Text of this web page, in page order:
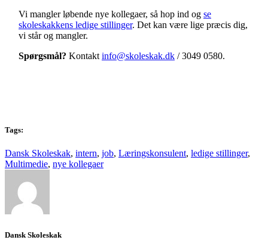
Vi mangler løbende nye kollegaer, så hop ind og se
skoleskakkens ledige stillinger. Det kan være lige præcis dig,
vi står og mangler.
Spørgsmål? Kontakt info@skoleskak.dk / 3049 0580.
Tags:
Dansk Skoleskak, intern, job, Læringskonsulent, ledige stillinger,
Multimedie, nye kollegaer
Dansk Skoleskak